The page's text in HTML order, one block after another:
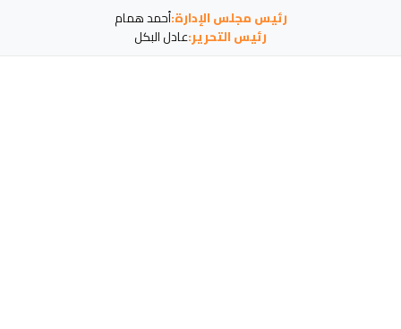
رئيس مجلس الإدارة:أحمد همام
رئيس التحرير:عادل البكل